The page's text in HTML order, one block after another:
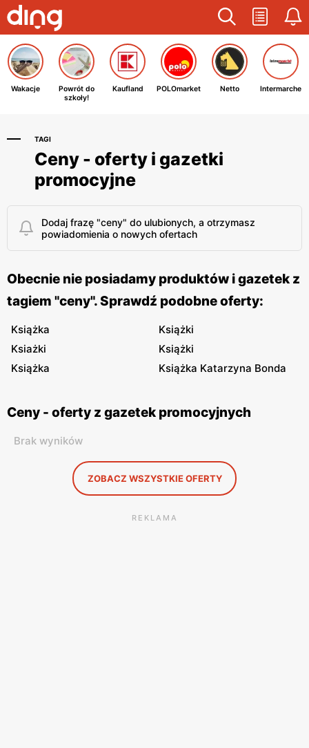
Wakacje
Powrót do
szkoły!
Kaufland POLOmarket Netto Intermarche
TAGI
Ceny - oferty i gazetki
promocyjne
Dodaj frazę "ceny" do ulubionych, a otrzymasz
powiadomienia o nowych ofertach
Obecnie nie posiadamy produktów i gazetek z
tagiem "ceny". Sprawdź podobne oferty:
Książka
Książki
Ksiażki
Książki
Książka
Książka Katarzyna Bonda
Ceny - oferty z gazetek promocyjnych
Brak wyników
ZOBACZ WSZYSTKIE OFERTY
REKLAMA